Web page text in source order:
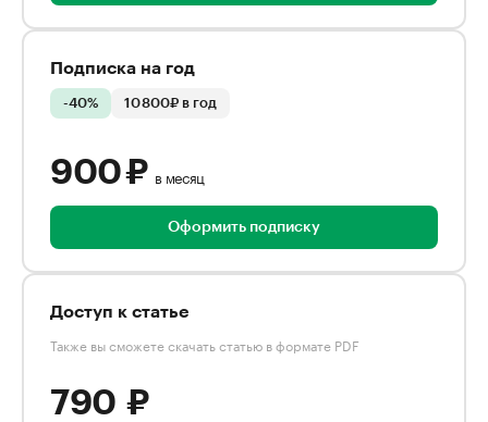
Подписка на год
-40% 10 800₽ в год
900 ₽ в месяц
Оформить подписку
Доступ к статье
Также вы сможете скачать статью в формате PDF
790 ₽